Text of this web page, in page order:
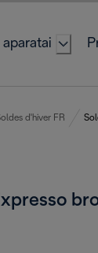
aparatai
d'hiver FR